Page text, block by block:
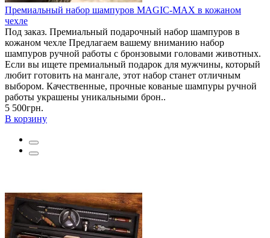
Премиальный набор шампуров MAGIC-MAX в кожаном
чехле
Под заказ. Премиальный подарочный набор шампуров в
кожаном чехле Предлагаем вашему вниманию набор
шампуров ручной работы с бронзовыми головами животных.
Если вы ищете премиальный подарок для мужчины, который
любит готовить на мангале, этот набор станет отличным
выбором. Качественные, прочные кованые шампуры ручной
работы украшены уникальными брон..
5 500грн.
В корзину